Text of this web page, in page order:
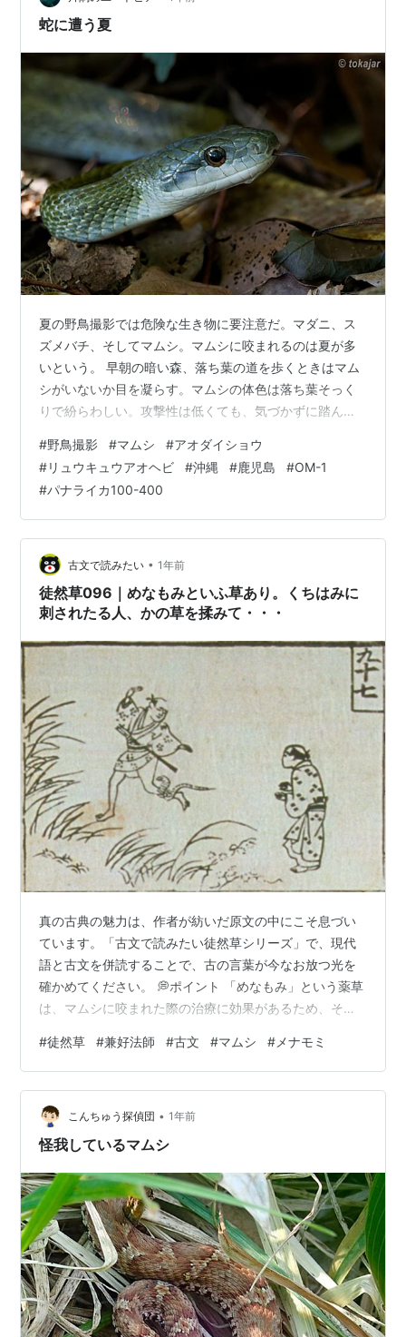
中田舎暮らし
蛇に遭う夏
夏の野鳥撮影では危険な生き物に要注意だ。マダニ、ス
ズメバチ、そしてマムシ。マムシに咬まれるのは夏が多
いという。 早朝の暗い森、落ち葉の道を歩くときはマム
シがいないか目を凝らす。マムシの体色は落ち葉そっく
りで紛らわしい。攻撃性は低くても、気づかずに踏んだ
の幼蛇 ８月になると、アオダイショウをときどき見かけ
るようになった。無毒のヘビなので危険はないのだが、
見た瞬間はギョッとする。人間の脳はヘビを見たら瞬時
に警戒するようにプログラミングされているらしい。 そ
の日、道路脇でアオダイショウを見かけたときもドキリ
とした。ふだんは近づくと逃げるのだが、その…
#野鳥撮影 #マムシ #アオダイショウ
#リュウキュウアオヘビ #沖縄 #鹿児島 #OM-1
#パナライカ100-400
古文で読みたい • 1年前
徒然草096｜めなもみといふ草あり。くちはみに
刺されたる人、かの草を揉みて・・・
真の古典の魅力は、作者が紡いだ原文の中にこそ息づい
ています。「古文で読みたい徒然草シリーズ」で、現代
語と古文を併読することで、古の言葉が今なお放つ光を
確かめてください。 💭ポイント 「めなもみ」という薬草
は、マムシに咬まれた際の治療に効果があるため、その
草絵抄』(小泉吉永所蔵) 出典: 国書データベース 🌙現代
語対訳 草があります。マムシに咬まれた人が、 草くさあ
り。くちはみに刺さされたる人ひと、 その草を揉んで傷
口に付けると、すぐに治るということです。 かの草くさ
を揉もみて付つけぬれば、すなはち癒いゆとなん。 見覚
#徒然草 #兼好法師 #古文 #マムシ # メナモミ
こんちゅう探偵団 • 1年前
怪我しているマムシ